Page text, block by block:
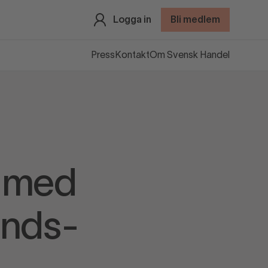
Logga in Bli medlem
Press KontaktOm Svensk Handel